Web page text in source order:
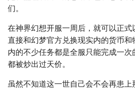
们。
在神界幻想开服一周后，就可以正
直接和幻梦官方兑换现实内的货币
内的不少任务都是全服只能完成一
都被炒出过天价。
虽然不知道这一世自己会不会再患